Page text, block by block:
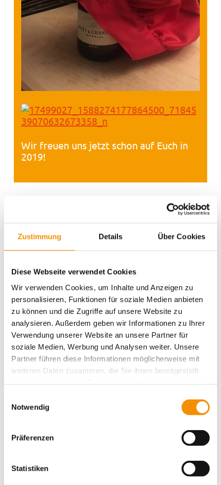
Zustimmung Details Über Cookies
Diese Webseite verwendet Cookies
Wir verwenden Cookies, um Inhalte und Anzeigen zu
personalisieren, Funktionen für soziale Medien anbieten
zu können und die Zugriffe auf unsere Website zu
analysieren. Außerdem geben wir Informationen zu Ihrer
Verwendung unserer Website an unsere Partner für
soziale Medien, Werbung und Analysen weiter. Unsere
Partner führen diese Informationen möglicherweise mit
weiteren Daten zusammen, die Sie ihnen bereitgestellt
Notwendig
Präferenzen
Statistiken
Wir freuen uns jetzt schon auf Euch in
2019!
Belgisches
Viertel Burger Cafe christmas Cologne Drinks
einzigartig Entspannung Essen Essen für alle
Events family festival ganz privat Hostel Köln
party Romantik Shopping
Sightseeing Spielen & Spaß Sport summertime
Trinken Typisch Köln Umgebung Veranstaltungen
Weihnachten Weihnachtszeit
IN KÖLN